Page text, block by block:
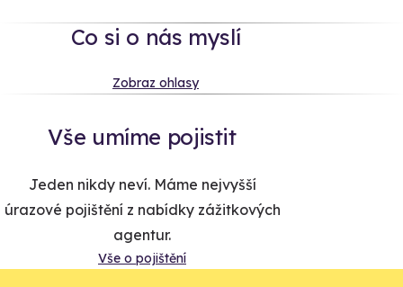
Co si o nás myslí
Zobraz ohlasy
Vše umíme pojistit
Jeden nikdy neví. Máme nejvyšší
úrazové pojištění z nabídky zážitkových
agentur.
Vše o pojištění